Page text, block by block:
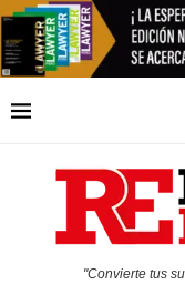
"Convierte tus